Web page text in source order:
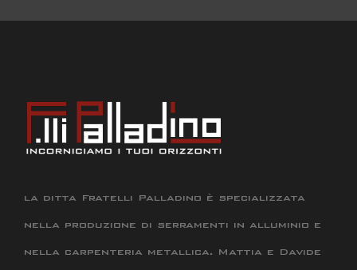
la ditta Fratelli Palladino è specializzata
nella produzione di serramenti in alluminio e
nella carpenteria metallica. Mattia e Davide